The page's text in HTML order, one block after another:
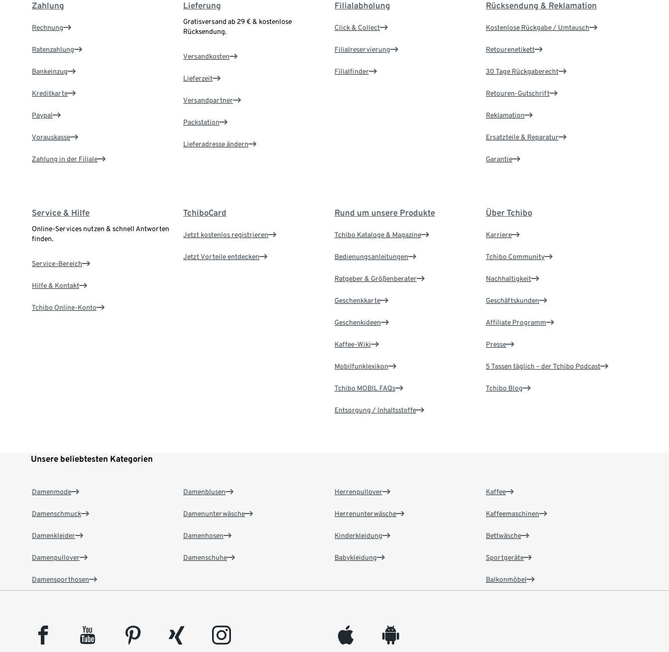
Zahlung
Rechnung
Ratenzahlung
Bankeinzug
Kreditkarte
Paypal
Vorauskasse
Zahlung in der Filiale
Lieferung
Gratisversand ab 29 € & kostenlose
Rücksendung.
Versandkosten
Lieferzeit
Versandpartner
Packstation
Lieferadresse ändern
Filialabholung
Click & Collect
Filialreservierung
Filialfinder
Rücksendung & Reklamation
Kostenlose Rückgabe / Umtausch
Retourenetikett
30 Tage Rückgaberecht
Retouren-Gutschrift
Reklamation
Ersatzteile & Reparatur
Garantie
Service & Hilfe
Online-Services nutzen & schnell Antworten
finden.
Service-Bereich
Hilfe & Kontakt
Tchibo Online-Konto
TchiboCard
Jetzt kostenlos registrieren
Jetzt Vorteile entdecken
Rund um unsere Produkte
Tchibo Kataloge & Magazine
Bedienungsanleitungen
Ratgeber & Größenberater
Geschenkkarte
Geschenkideen
Kaffee-Wiki
Mobilfunklexikon
Tchibo MOBIL FAQs
Entsorgung / Inhaltsstoffe
Über Tchibo
Karriere
Tchibo Community
Nachhaltigkeit
Geschäftskunden
Affiliate Programm
Presse
5 Tassen täglich – der Tchibo Podcast
Tchibo Blog
Unsere beliebtesten Kategorien
Damenmode
Damenschmuck
Damenkleider
Damenpullover
Damensporthosen
Damenblusen
Damenunterwäsche
Damenhosen
Damenschuhe
Herrenpullover
Herrenunterwäsche
Kinderkleidung
Babykleidung
Kaffee
Kaffeemaschinen
Bettwäsche
Sportgeräte
Balkonmöbel
facebook youtube pinterest xing instagram appleinc android